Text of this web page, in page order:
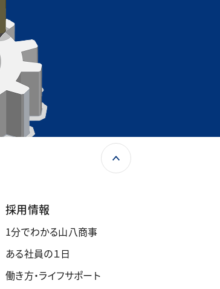
採用情報
1分でわかる山八商事
ある社員の１日
働き方・ライフサポート